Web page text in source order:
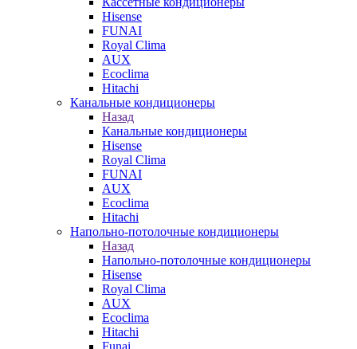
Hisense
FUNAI
Royal Clima
AUX
Ecoclima
Hitachi
Канальные кондиционеры
Назад
Канальные кондиционеры
Hisense
Royal Clima
FUNAI
AUX
Ecoclima
Hitachi
Напольно-потолочные кондиционеры
Назад
Напольно-потолочные кондиционеры
Hisense
Royal Clima
AUX
Ecoclima
Hitachi
Funai